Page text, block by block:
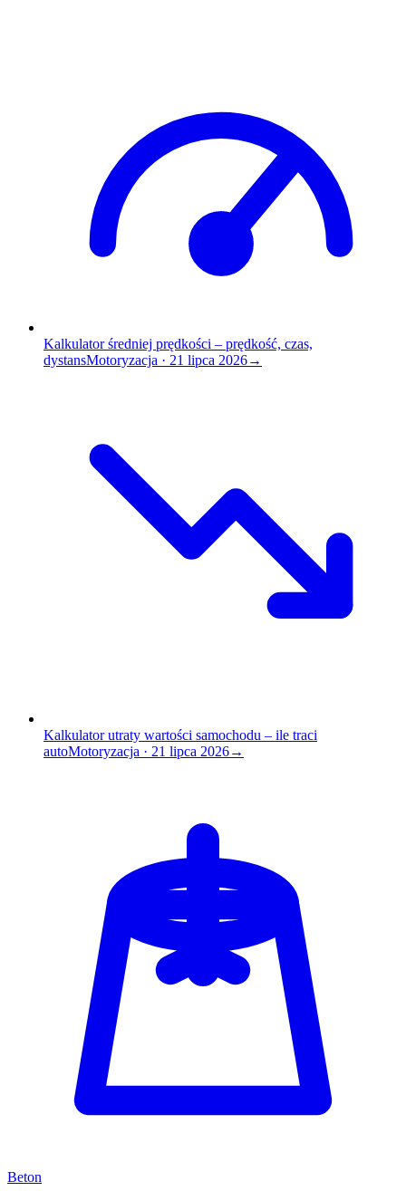
Kalkulator średniej prędkości – prędkość, czas,
dystansMotoryzacja · 21 lipca 2026→
Kalkulator utraty wartości samochodu – ile traci
autoMotoryzacja · 21 lipca 2026→
Beton